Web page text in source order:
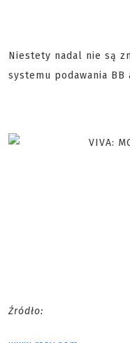
Niestety nadal nie są
systemu podawania BB
Źródło: